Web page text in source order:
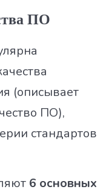
на позицию QA
программе
ПО
(описывает
ПО),
стандартов
6 основных